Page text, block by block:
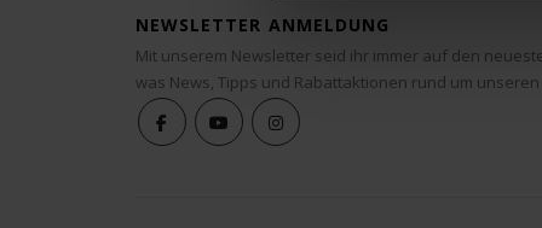
NEWSLETTER ANMELDUNG
Mit unserem Newsletter seid ihr immer auf den
was News, Tipps und Rabattaktionen rund um